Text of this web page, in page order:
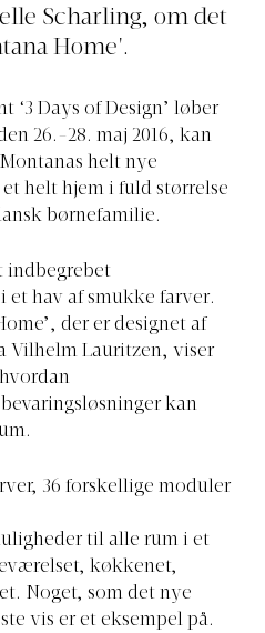
Scharling, om det
Home'.
‘3 Days of Design’ løber
26.-28. maj 2016, kan
helt nye
et helt hjem i fuld størrelse
børnefamilie.
indbegrebet
et hav af smukke farver.
der er designet af
Vilhelm Lauritzen, viser
kan
36 forskellige moduler
til alle rum i et
køkkenet,
Noget, som det nye
vis er et eksempel på.